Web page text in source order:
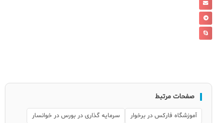
صفحات مرتبط
آموزشگاه فارکس در برخوار
سرمایه گذاری در بورس در خوانسار